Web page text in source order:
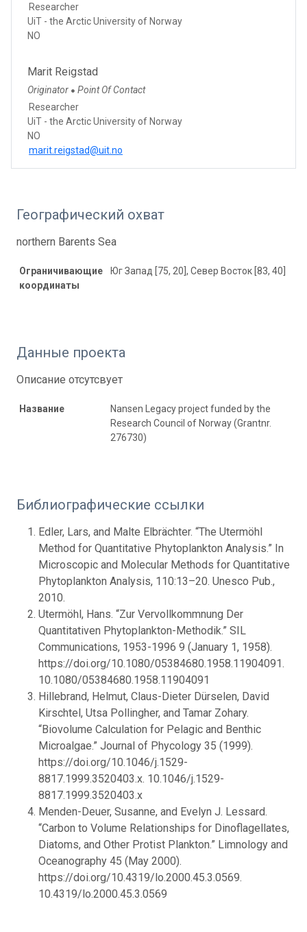
Researcher
UiT - the Arctic University of Norway
NO
Marit Reigstad
Originator ● Point Of Contact
Researcher
UiT - the Arctic University of Norway
NO
marit.reigstad@uit.no
Географический охват
northern Barents Sea
Ограничивающие
координаты
Юг Запад [75, 20], Север Восток [83, 40]
Данные проекта
Описание отсутсвует
Название
Nansen Legacy project funded by the
Research Council of Norway (Grantnr.
276730)
Библиографические ссылки
Edler, Lars, and Malte Elbrächter. “The Utermöhl
Method for Quantitative Phytoplankton Analysis.” In
Microscopic and Molecular Methods for Quantitative
Phytoplankton Analysis, 110:13–20. Unesco Pub.,
2010.
Utermöhl, Hans. “Zur Vervollkommnung Der
Quantitativen Phytoplankton-Methodik.” SIL
Communications, 1953-1996 9 (January 1, 1958).
https://doi.org/10.1080/05384680.1958.11904091.
10.1080/05384680.1958.11904091
Hillebrand, Helmut, Claus-Dieter Dürselen, David
Kirschtel, Utsa Pollingher, and Tamar Zohary.
“Biovolume Calculation for Pelagic and Benthic
Microalgae.” Journal of Phycology 35 (1999).
https://doi.org/10.1046/j.1529-
8817.1999.3520403.x. 10.1046/j.1529-
8817.1999.3520403.x
Menden-Deuer, Susanne, and Evelyn J. Lessard.
“Carbon to Volume Relationships for Dinoflagellates,
Diatoms, and Other Protist Plankton.” Limnology and
Oceanography 45 (May 2000).
https://doi.org/10.4319/lo.2000.45.3.0569.
10.4319/lo.2000.45.3.0569